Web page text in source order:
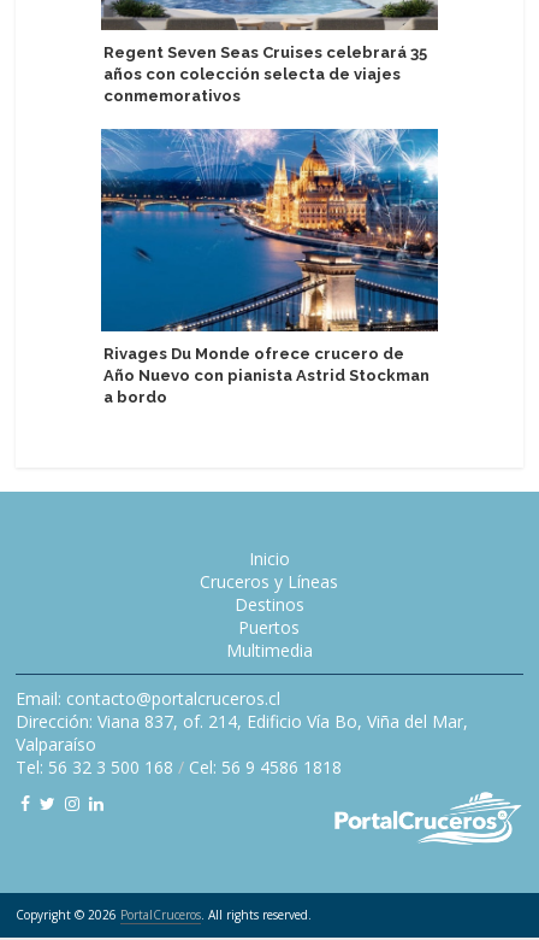
Regent Seven Seas Cruises celebrará 35
años con colección selecta de viajes
conmemorativos
Rivages Du Monde ofrece crucero de
Año Nuevo con pianista Astrid Stockman
a bordo
Inicio
Cruceros y Líneas
Destinos
Puertos
Multimedia
Email: contacto@portalcruceros.cl
Dirección: Viana 837, of. 214, Edificio Vía Bo, Viña del Mar,
Valparaíso
Tel: 56 32 3 500 168 / Cel: 56 9 4586 1818
Copyright © 2026 PortalCruceros. All rights reserved.